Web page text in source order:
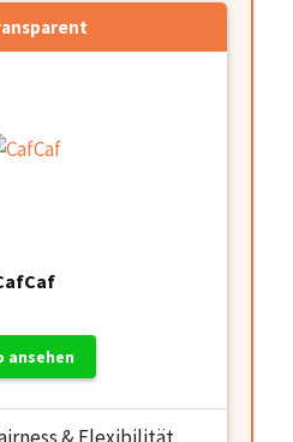
ansehen
& Flexibilität.